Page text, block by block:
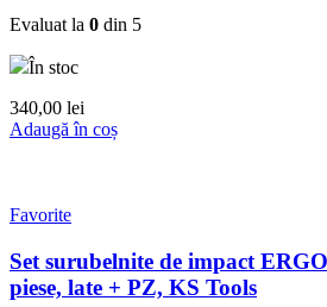
Evaluat la 0 din 5
În stoc
340,00 lei
Adaugă în coș
Favorite
Set surubelnite de impact
piese, late + PZ, KS Tools